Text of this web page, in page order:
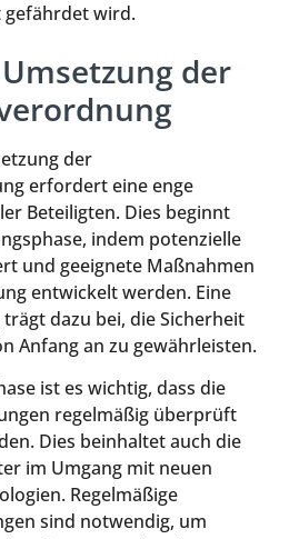
wird.
der
der
erfordert eine enge
Beteiligten. Dies beginnt
indem potenzielle
und geeignete Maßnahmen
entwickelt werden. Eine
dazu bei, die Sicherheit
Anfang an zu gewährleisten.
ist es wichtig, dass die
regelmäßig überprüft
Dies beinhaltet auch die
im Umgang mit neuen
Regelmäßige
sind notwendig, um